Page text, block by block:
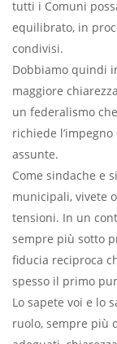
tutti i Comuni
equilibrato, in
condivisi.
Dobbiamo quindi
maggiore
un federalismo
richiede
assunte.
Come sindache e
municipali, vivete
tensioni. In un
sempre più sotto
fiducia reciproca
spesso il primo
Lo sapete voi e lo
ruolo, sempre più